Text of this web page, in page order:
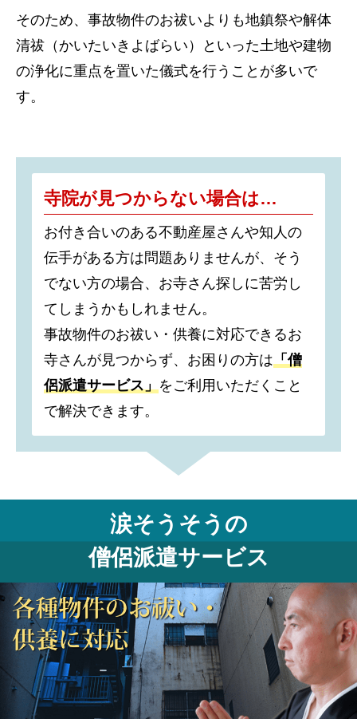
そのため、事故物件のお祓いよりも地鎮祭や解体
清祓（かいたいきよばらい）といった土地や建物
の浄化に重点を置いた儀式を行うことが多いで
す。
寺院が見つからない場合は…
お付き合いのある不動産屋さんや知人の
伝手がある方は問題ありませんが、そう
でない方の場合、お寺さん探しに苦労し
てしまうかもしれません。
事故物件のお祓い・供養に対応できるお
寺さんが見つからず、お困りの方は「僧
侶派遣サービス」をご利用いただくこと
で解決できます。
涙そうそうの
僧侶派遣サービス